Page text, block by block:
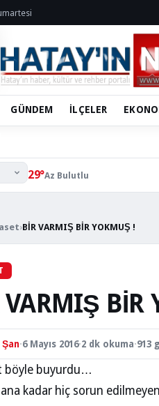
GÜNDEM İLÇELER
29°Az Bulutlu
›BİR VARMIŞ BİR YOKMUŞ !
VARMIŞ BİR
·6 Mayıs 2016·2 dk okuma·913
böyle buyurdu…
kadar hiç sorun